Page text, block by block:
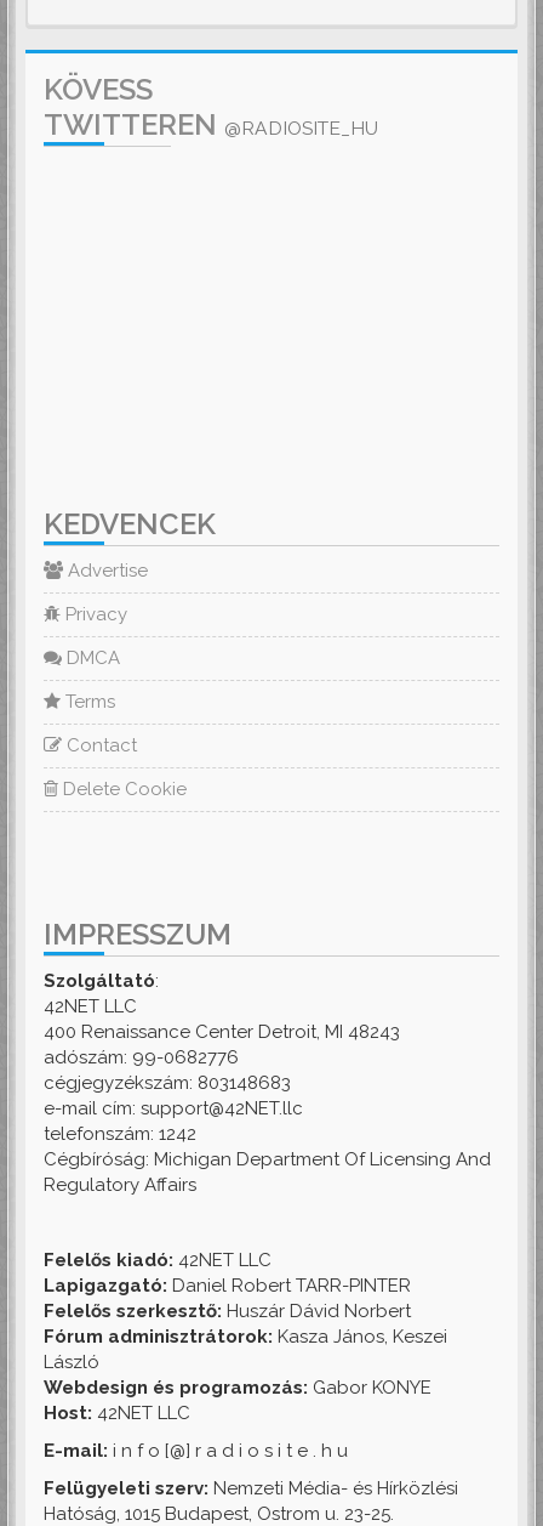
KÖVESS
TWITTEREN @RADIOSITE_HU
KEDVENCEK
Advertise
Privacy
DMCA
Terms
Contact
Delete Cookie
IMPRESSZUM
Szolgáltató:
42NET LLC
400 Renaissance Center Detroit, MI 48243
adószám: 99-0682776
cégjegyzékszám: 803148683
e-mail cím: support@42NET.llc
telefonszám: 1242
Cégbíróság: Michigan Department Of Licensing And
Regulatory Affairs
Felelős kiadó: 42NET LLC
Lapigazgató: Daniel Robert TARR-PINTER
Felelős szerkesztő: Huszár Dávid Norbert
Fórum adminisztrátorok: Kasza János, Keszei
László
Webdesign és programozás: Gabor KONYE
Host: 42NET LLC
E-mail: i n f o [@] r a d i o s i t e . h u
Felügyeleti szerv: Nemzeti Média- és Hírközlési
Hatóság, 1015 Budapest, Ostrom u. 23-25.